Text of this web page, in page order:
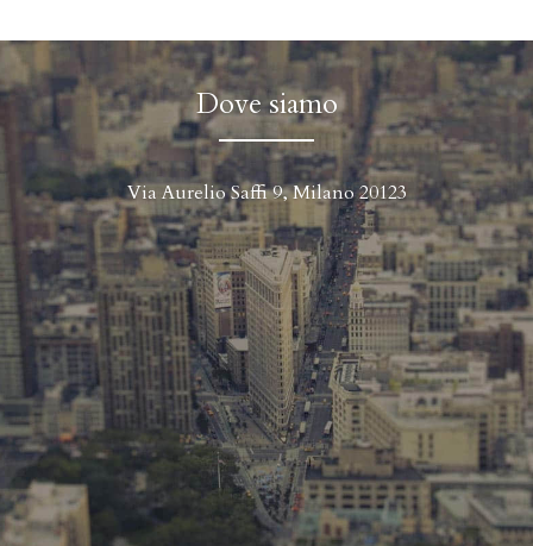
Dove siamo
Via Aurelio Saffi 9, Milano 20123